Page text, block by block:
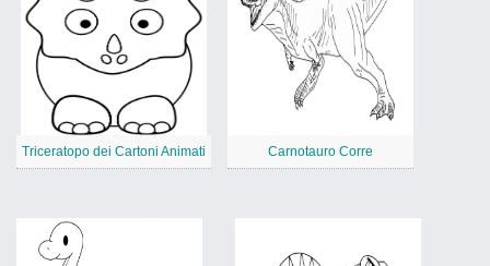
Triceratopo dei Cartoni Animati Carnotauro Corre